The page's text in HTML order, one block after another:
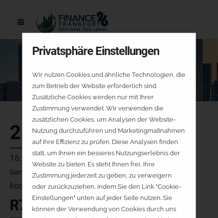
25.09.
16:00 - 16:45 Uhr
Seminarraum 7
kostenfrei - keine Platzreservierung
R7-V8-FR
Privatsphäre Einstellungen
Wir nutzen Cookies und ähnliche Technologien, die
zum Betrieb der Website erforderlich sind.
Zusätzliche Cookies werden nur mit Ihrer
Zustimmung verwendet. Wir verwenden die
zusätzlichen Cookies, um Analysen der Website-
Nutzung durchzuführen und Marketingmaßnahmen
auf ihre Effizienz zu prüfen. Diese Analysen finden
statt, um Ihnen ein besseres Nutzungserlebnis der
Website zu bieten. Es steht Ihnen frei, Ihre
Zustimmung jederzeit zu geben, zu verweigern
oder zurückzuziehen, indem Sie den Link "Cookie-
Einstellungen" unten auf jeder Seite nutzen. Sie
können der Verwendung von Cookies durch uns